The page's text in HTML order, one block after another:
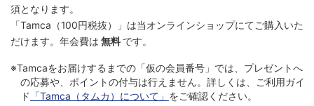
須となります。
「Tamca （100円税抜）
」は当オンラインショップにてご購⼊いた
だけます。 年会費は 無料 です。
※Tamcaをお届けするまでの「仮の会員番号」では、プレゼントへ
の応募や、ポイントの付与は⾏えません。詳しくは、ご利⽤ガイ
ド 「Tamca（タムカ）について」 をご確認ください。